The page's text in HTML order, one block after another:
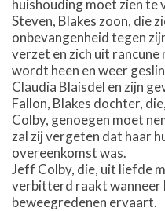
huishouding moet zien te
Steven, Blakes zoon, die
onbevangenheid tegen
verzet en zich uit
wordt heen en weer
Claudia Blaisdel en zijn
Fallon, Blakes dochter,
Colby, genoegen moet
zal zij vergeten dat haar
overeenkomst was.
Jeff Colby, die, uit liefde
verbitterd raakt wanneer
beweegredenen ervaart.